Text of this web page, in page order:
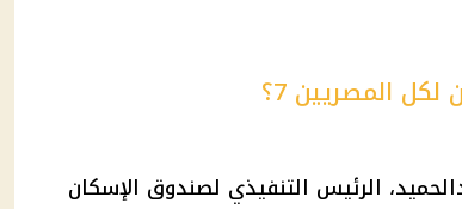
المصريين 7؟
الرئيس التنفيذي لصندوق الإسكان